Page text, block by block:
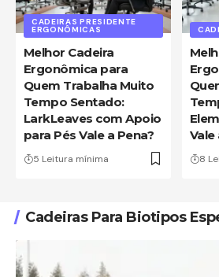
CADEIRAS PRESIDENTE
ERGONÔMICAS
Melhor Cadeira
Ergonômica para
Quem Trabalha Muito
Tempo Sentado:
LarkLeaves com Apoio
para Pés Vale a Pena?
5 Leitura mínima
Vale
8
Cadeiras Para Biotipos